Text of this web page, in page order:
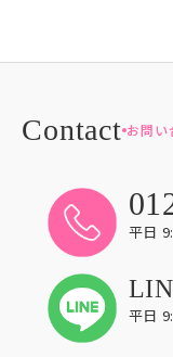
お問い
平日
平日